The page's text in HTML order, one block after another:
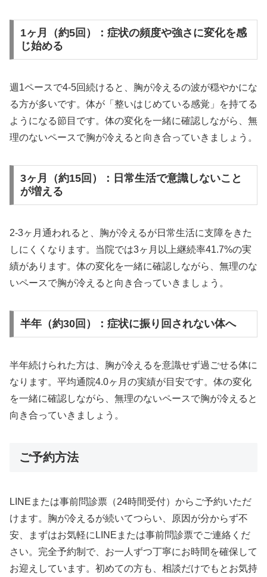
1ヶ月（約5回）：症状の頻度や強さに変化を感
じ始める
週1ペースで4-5回続けると、胸が冷えるの波が穏やかにな
る方が多いです。体が「整いはじめている感覚」を持てる
ようになる節目です。体の変化を一緒に確認しながら、無
理のないペースで胸が冷えると向き合っていきましょう。
3ヶ月（約15回）：日常生活で意識しないこと
が増える
2-3ヶ月通われると、胸が冷えるが日常生活に支障をきた
しにくくなります。当院では3ヶ月以上継続率41.7%の実
績があります。体の変化を一緒に確認しながら、無理のな
いペースで胸が冷えると向き合っていきましょう。
半年（約30回）：症状に振り回されない体へ
半年続けられた方は、胸が冷えるを意識せず過ごせる体に
なります。平均通院4.0ヶ月の実績が目安です。体の変化
を一緒に確認しながら、無理のないペースで胸が冷えると
向き合っていきましょう。
ご予約方法
LINEまたは事前問診票（24時間受付）からご予約いただ
けます。胸が冷えるが続いてつらい、原因が分からず不
安、まずはお気軽にLINEまたは事前問診票でご連絡くだ
さい。完全予約制で、お一人ずつ丁寧にお時間を確保して
お迎えしています。初めての方も、相談だけでもとお気持